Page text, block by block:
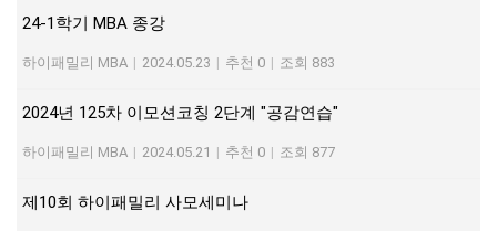
24-1학기 MBA 종강
하이패밀리 MBA | 2024.05.23 | 추천 0 | 조회 883
2024년 125차 이모션코칭 2단계 "공감연습"
하이패밀리 MBA | 2024.05.21 | 추천 0 | 조회 877
제10회 하이패밀리 사모세미나